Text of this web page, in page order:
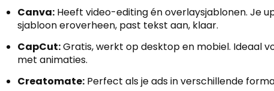
Canva: Heeft video-editing én overlaysjablonen. Je
sjabloon eroverheen, past tekst aan, klaar.
CapCut:Gratis, werkt op desktop en mobiel. Ideaal
met animaties.
Creatomate: Perfect als je ads in verschillende